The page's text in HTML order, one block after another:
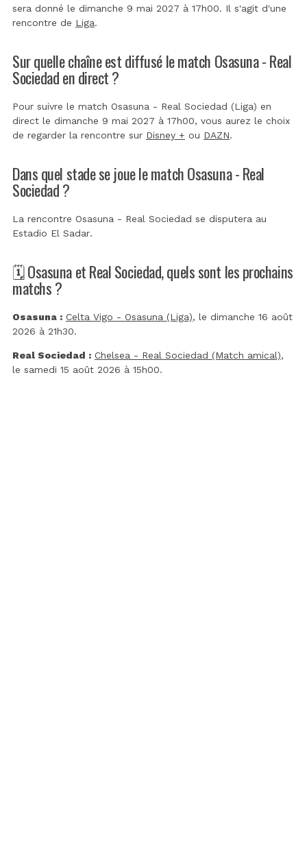
sera donné le dimanche 9 mai 2027 à 17h00. Il s'agit d'une
rencontre de Liga.
Sur quelle chaîne est diffusé le match Osasuna - Real
Sociedad en direct ?
Pour suivre le match Osasuna - Real Sociedad (Liga) en
direct le dimanche 9 mai 2027 à 17h00, vous aurez le choix
de regarder la rencontre sur Disney + ou DAZN.
Dans quel stade se joue le match Osasuna - Real
Sociedad ?
La rencontre Osasuna - Real Sociedad se disputera au
Estadio El Sadar.
🗓️ Osasuna et Real Sociedad, quels sont les prochains
matchs ?
Osasuna : Celta Vigo - Osasuna (Liga), le dimanche 16 août
2026 à 21h30.
Real Sociedad : Chelsea - Real Sociedad (Match amical),
le samedi 15 août 2026 à 15h00.